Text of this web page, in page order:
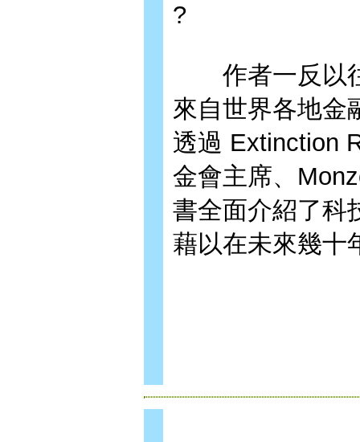
?
作者一反以往
來自世界各地金
透過 Extinction
金會主席、
書全面介紹了科
藉以在未來幾十